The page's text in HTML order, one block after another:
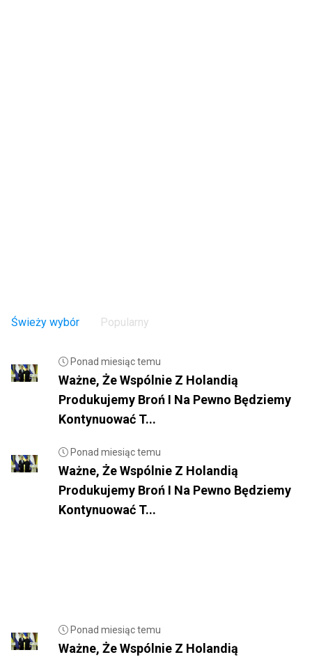
Świeży wybór Popularny
Ponad miesiąc temu
Ważne, Że Wspólnie Z Holandią
Produkujemy Broń I Na Pewno Będziemy
Kontynuować T...
Ponad miesiąc temu
Ważne, Że Wspólnie Z Holandią
Produkujemy Broń I Na Pewno Będziemy
Kontynuować T...
Ponad miesiąc temu
Ważne, Że Wspólnie Z Holandią